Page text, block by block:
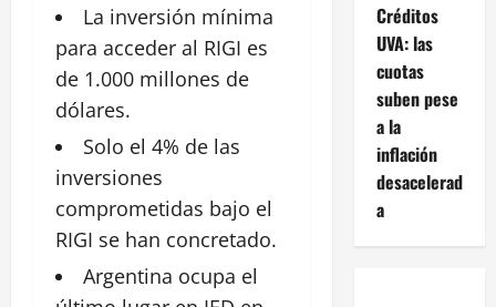
La inversión mínima
para acceder al RIGI es
de 1.000 millones de
dólares.
Solo el 4% de las
inversiones
comprometidas bajo el
RIGI se han concretado.
Argentina ocupa el
Créditos
UVA: las
cuotas
suben pese
a la
inflación
desacelerad
a